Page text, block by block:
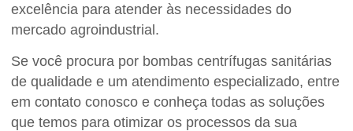
excelência para atender às necessidades do
mercado agroindustrial.
Se você procura por bombas centrífugas sanitárias
de qualidade e um atendimento especializado, entre
em contato conosco e conheça todas as soluções
que temos para otimizar os processos da sua